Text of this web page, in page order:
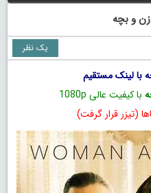
زن و بچه
یک نظر
با لینک مستقیم
با کیفیت عالی 1080p
(تیزر قرار گرفت)